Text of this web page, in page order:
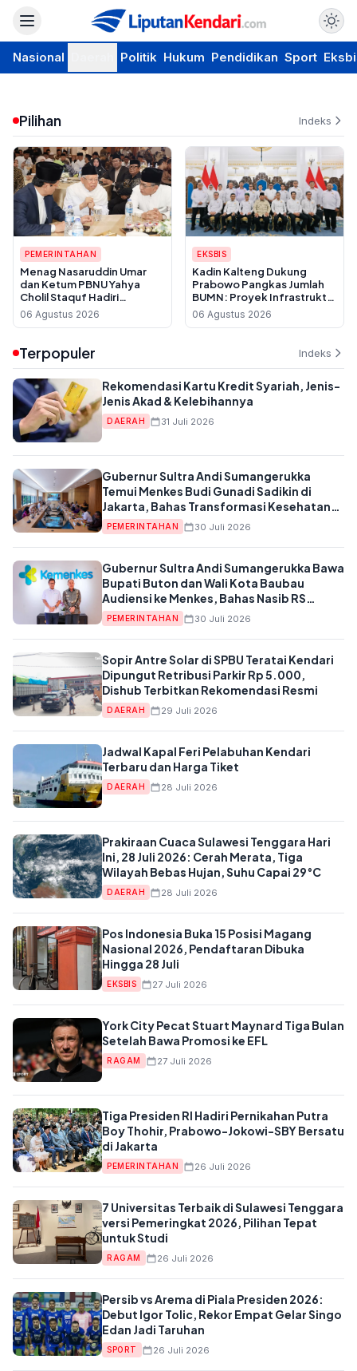
Nasional Politik Hukum Pendidikan Sport
Pilihan Indeks
PEMERINTAHAN
Menag Nasaruddin Umar
dan Ketum PBNU Yahya
Cholil Staquf Hadiri
Peluncuran Buku Pemikiran
KH Ma'ruf Amin Jelang
06 Agustus 2026
EKSBIS
Kadin Kalteng Dukung
Prabowo Pangkas Jumlah
BUMN: Proyek Infrastruktur
Sering Disubkon, UMKM
Daerah Jadi Korban
06 Agustus 2026
Terpopuler Indeks
Rekomendasi Kartu Kredit Syariah, Jenis-
Jenis Akad & Kelebihannya
DAERAH 31 Juli 2026
Gubernur Sultra Andi Sumangerukka
Temui Menkes Budi Gunadi Sadikin di
Jakarta, Bahas Transformasi Kesehatan
untuk Buton dan Baubau
PEMERINTAHAN 30 Juli 2026
Gubernur Sultra Andi Sumangerukka Bawa
Bupati Buton dan Wali Kota Baubau
Audiensi ke Menkes, Bahas Nasib RS
Daerah dan Kekurangan Dokter
PEMERINTAHAN 30 Juli 2026
Sopir Antre Solar di SPBU Teratai Kendari
Dipungut Retribusi Parkir Rp 5.000,
Dishub Terbitkan Rekomendasi Resmi
DAERAH 29 Juli 2026
Jadwal Kapal Feri Pelabuhan Kendari
Terbaru dan Harga Tiket
DAERAH 28 Juli 2026
Prakiraan Cuaca Sulawesi Tenggara Hari
Ini, 28 Juli 2026: Cerah Merata, Tiga
Wilayah Bebas Hujan, Suhu Capai 29°C
DAERAH 28 Juli 2026
Pos Indonesia Buka 15 Posisi Magang
Nasional 2026, Pendaftaran Dibuka
Hingga 28 Juli
EKSBIS 27 Juli 2026
York City Pecat Stuart Maynard Tiga Bulan
Setelah Bawa Promosi ke EFL
RAGAM 27 Juli 2026
Tiga Presiden RI Hadiri Pernikahan Putra
Boy Thohir, Prabowo-Jokowi-SBY Bersatu
di Jakarta
PEMERINTAHAN 26 Juli 2026
7 Universitas Terbaik di Sulawesi Tenggara
versi Pemeringkat 2026, Pilihan Tepat
untuk Studi
RAGAM 26 Juli 2026
Persib vs Arema di Piala Presiden 2026:
Debut Igor Tolic, Rekor Empat Gelar Singo
Edan Jadi Taruhan
SPORT 26 Juli 2026